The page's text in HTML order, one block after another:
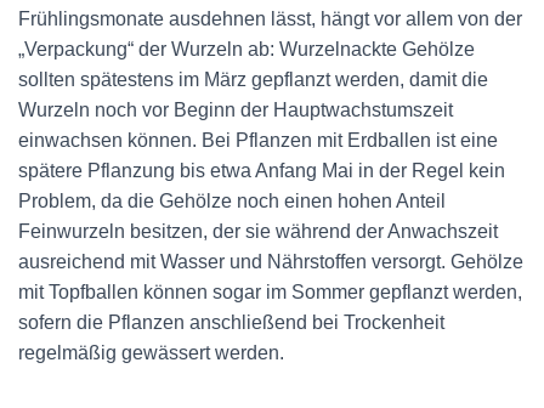
Frühlingsmonate ausdehnen lässt, hängt vor allem von der
„Verpackung“ der Wurzeln ab: Wurzelnackte Gehölze
sollten spätestens im März gepflanzt werden, damit die
Wurzeln noch vor Beginn der Hauptwachstumszeit
einwachsen können. Bei Pflanzen mit Erdballen ist eine
spätere Pflanzung bis etwa Anfang Mai in der Regel kein
Problem, da die Gehölze noch einen hohen Anteil
Feinwurzeln besitzen, der sie während der Anwachszeit
ausreichend mit Wasser und Nährstoffen versorgt. Gehölze
mit Topfballen können sogar im Sommer gepflanzt werden,
sofern die Pflanzen anschließend bei Trockenheit
regelmäßig gewässert werden.